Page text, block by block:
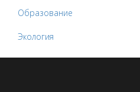
Образование
Экология